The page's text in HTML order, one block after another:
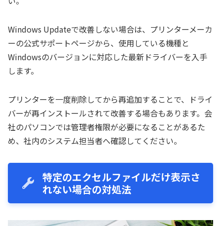
Windows Updateで改善しない場合は、プリンターメーカ
ーの公式サポートページから、使用している機種と
Windowsのバージョンに対応した最新ドライバーを入手
します。
プリンターを一度削除してから再追加することで、ドライ
バーが再インストールされて改善する場合もあります。会
社のパソコンでは管理者権限が必要になることがあるた
め、社内のシステム担当者へ確認してください。
特定のエクセルファイルだけ表示さ
れない場合の対処法